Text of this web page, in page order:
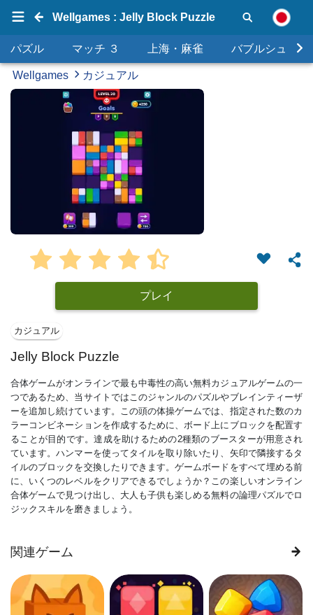
Wellgames : Jelly Block Puzzle
パズル マッチ ３ 上海・麻雀 バブルシュータ
Wellgames カジュアル
プレイ
カジュアル
Jelly Block Puzzle
合体ゲームがオンラインで最も中毒性の高い無料カジュアルゲームの一
つであるため、当サイトではこのジャンルのパズルやブレインティーザ
ーを追加し続けています。この頭の体操ゲームでは、指定された数のカ
ラーコンビネーションを作成するために、ボード上にブロックを配置す
ることが目的です。達成を助けるための2種類のブースターが用意され
ています。ハンマーを使ってタイルを取り除いたり、矢印で隣接するタ
イルのブロックを交換したりできます。ゲームボードをすべて埋める前
に、いくつのレベルをクリアできるでしょうか？この楽しいオンライン
合体ゲームで見つけ出し、大人も子供も楽しめる無料の論理パズルでロ
ジックスキルを磨きましょう。
関連ゲーム